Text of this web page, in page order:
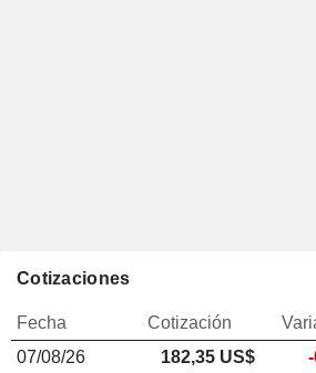
Cotizaciones
Fecha Cotización
07/08/26
182,35 US$